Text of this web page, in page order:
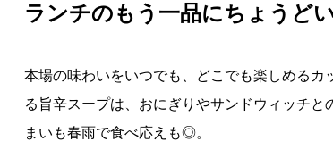
ランチのもう一品にちょうど
本場の味わいをいつでも、どこでも楽しめるカ
る旨辛スープは、おにぎりやサンドウィッチ
まいも春雨で食べ応えも◎。